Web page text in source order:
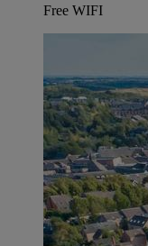
Free WIFI